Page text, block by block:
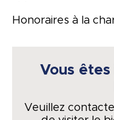
Honoraires à la
Vous
Veuillez